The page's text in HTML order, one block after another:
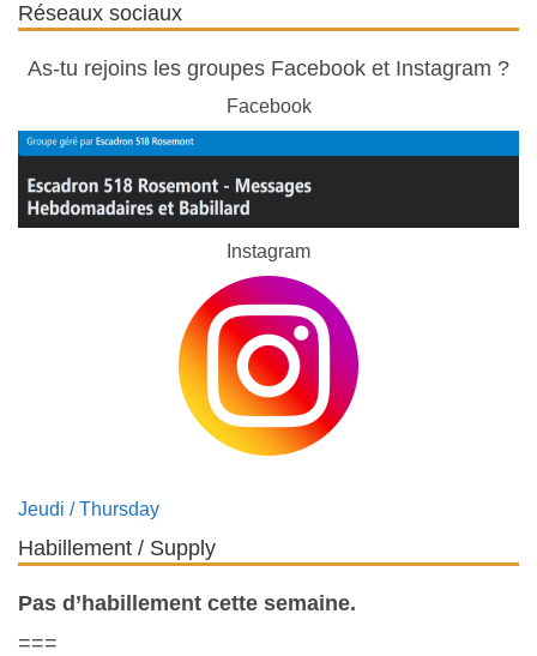
Réseaux sociaux
As-tu rejoins les groupes Facebook et Instagram ?
Facebook
Instagram
Jeudi / Thursday
Habillement / Supply
Pas d’habillement cette semaine.
===